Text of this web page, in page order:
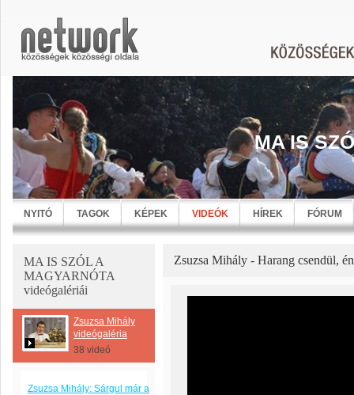
MA IS
NYITÓ TAGOK KÉPEK VIDEÓK HÍREK FÓRUM
MA IS SZÓL A
MAGYARNÓTA
videógalériái
Zsuzsa Mihály
videógaléria
38 videó
Zsuzsa Mihály: Sárgul már a
Zsuzsa Mihály - Harang csendül,